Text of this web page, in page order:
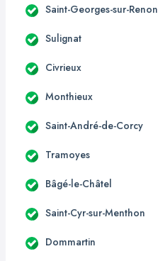
Saint-Georges-sur-Renon
Sulignat
Civrieux
Monthieux
Saint-André-de-Corcy
Tramoyes
Bâgé-le-Châtel
Saint-Cyr-sur-Menthon
Dommartin